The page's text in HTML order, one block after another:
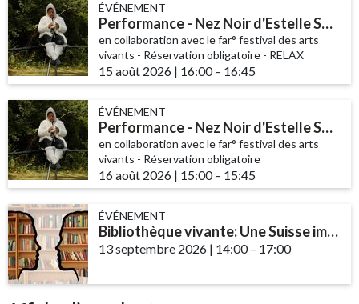
ÉVÉNEMENT
Performance - Nez Noir d'Estelle Samira Borel
en collaboration avec le far° festival des arts
vivants - Réservation obligatoire - RELAX
15 août 2026 | 16:00accessibility.time_to
– 16:45
ÉVÉNEMENT
Performance - Nez Noir d'Estelle Samira Borel
en collaboration avec le far° festival des arts
vivants - Réservation obligatoire
16 août 2026 | 15:00accessibility.time_to
– 15:45
ÉVÉNEMENT
Bibliothèque vivante: Une Suisse impliquée, hier et aujourd’hui
13 septembre 2026 | 14:00– 17:00